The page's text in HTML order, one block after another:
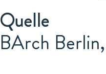
Quelle
BArch